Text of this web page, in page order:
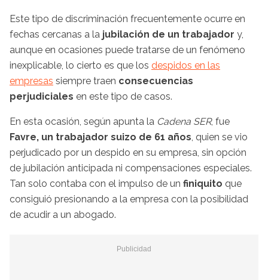
Este tipo de discriminación frecuentemente ocurre en
fechas cercanas a la jubilación de un trabajador y,
aunque en ocasiones puede tratarse de un fenómeno
inexplicable, lo cierto es que los despidos en las
empresas siempre traen consecuencias
perjudiciales en este tipo de casos.
En esta ocasión, según apunta la Cadena SER, fue
Favre, un trabajador suizo de 61 años, quien se vio
perjudicado por un despido en su empresa, sin opción
de jubilación anticipada ni compensaciones especiales.
Tan solo contaba con el impulso de un finiquito que
consiguió presionando a la empresa con la posibilidad
de acudir a un abogado.